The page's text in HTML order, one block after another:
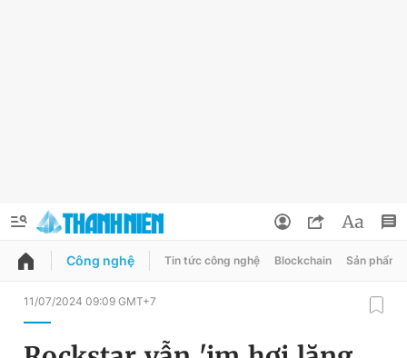
QUẢNG CÁO ĐẶT BÁO
Công nghệ Tin tức công nghệ Blockchain Sản phẩm
11/07/2024 09:09 GMT+7